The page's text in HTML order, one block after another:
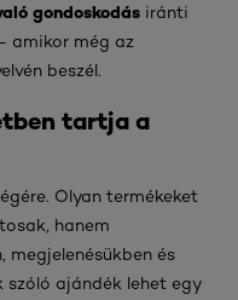
gondoskodás iránti
amikor még az
beszél.
tartja a
Olyan termékeket
hanem
megjelenésükben és
ajándék lehet egy